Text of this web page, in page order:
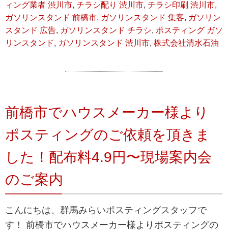
ィング業者 渋川市, チラシ配り 渋川市, チラシ印刷 渋川市,
ガソリンスタンド 前橋市, ガソリンスタンド 集客, ガソリン
スタンド 広告, ガソリンスタンド チラシ, ポスティング ガソ
リンスタンド, ガソリンスタンド 渋川市, 株式会社清水石油
前橋市でハウスメーカー様より
ポスティングのご依頼を頂きま
した！配布料4.9円〜現場案内会
のご案内
こんにちは、群馬みらいポスティングスタッフで
す！ 前橋市でハウスメーカー様よりポスティングの